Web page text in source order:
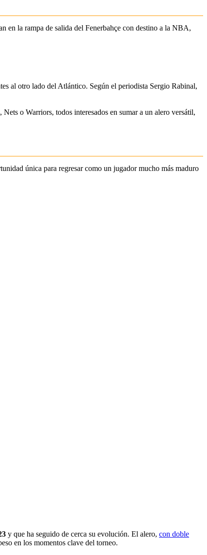
en la rampa de salida del Fenerbahçe con destino a la NBA,
al otro lado del Atlántico. Según el periodista Sergio Rabinal,
o Warriors, todos interesados en sumar a un alero versátil,
única para regresar como un jugador mucho más maduro
y que ha seguido de cerca su evolución. El alero, con doble
en los momentos clave del torneo.